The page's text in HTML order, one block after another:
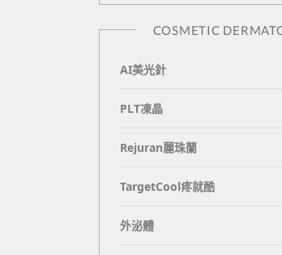
COSMETIC
AI美光針
PLT凍晶
Rejuran麗珠蘭
TargetCool疼就酷
外泌體